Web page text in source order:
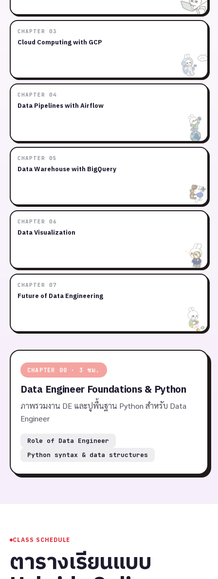
CHAPTER 03
Cloud Computing with GCP
CHAPTER 04
Data Pipelines with Airflow
CHAPTER 05
Data Warehouse with BigQuery
CHAPTER 06
Data Visualization
CHAPTER 07
Future of Data Engineering
CHAPTER 00 · 3 ชม.
Data Engineer Foundations & Python
ภาพรวมงาน DE และปูพื้นฐาน Python สำหรับ Data
Engineer
Role of Data Engineer
Python syntax & data structures
CLASS SCHEDULE
ตารางเรียนแบบ